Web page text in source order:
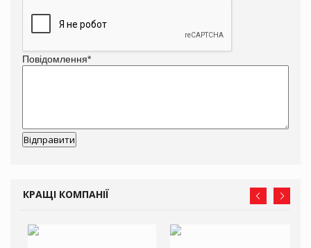
Повідомлення*
КРАЩІ КОМПАНІЇ